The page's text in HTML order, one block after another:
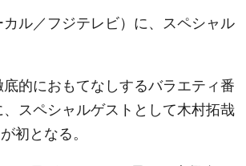
ル／フジテレビ）に、スペシャル
的におもてなしするバラエティ番
スペシャルゲストとして木村拓哉
初となる。